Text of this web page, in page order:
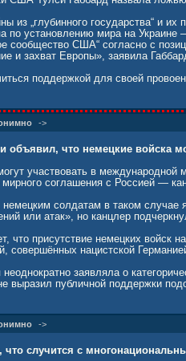
из „глубинного государства“ и
по установлению мира на
сообщество США“ согласно с
и захват Европы», заявила
поддержкой для своей
->
объявил, что немецкие войска
участвовать в международной
мирного соглашения с Россией —
солдатам в таком случае
или атак», но канцлер
что присутствие немецких
совершённых нацистской
заявляла о
выразил публичной поддержки
->
что случится с